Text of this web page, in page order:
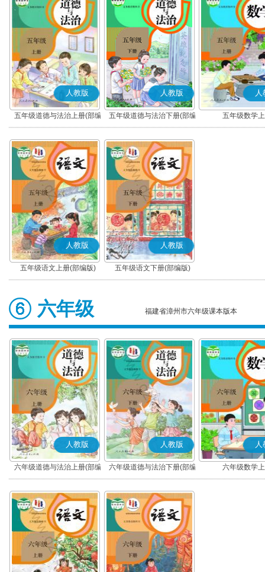
人教版
五年级道德与法治上册(部编
版)
人教版
五年级道德与法治下册(部编
版)
人
五年级数学
人教版
五年级语文上册(部编版)
人教版
五年级语文下册(部编版)
六年级 福建省漳州市六年级课本版本
人教版
六年级道德与法治上册(部编
版)
人教版
六年级道德与法治下册(部编
版)
人
六年级数学